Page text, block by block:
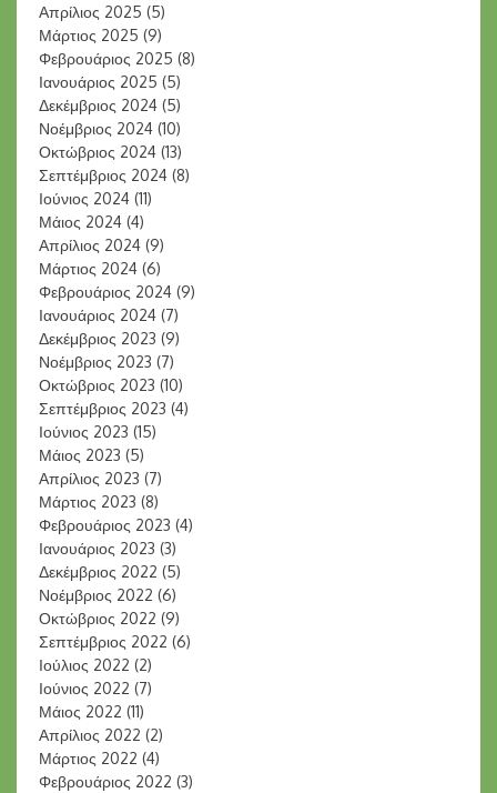
Απρίλιος 2025 (5)
Μάρτιος 2025 (9)
Φεβρουάριος 2025 (8)
Ιανουάριος 2025 (5)
Δεκέμβριος 2024 (5)
Νοέμβριος 2024 (10)
Οκτώβριος 2024 (13)
Σεπτέμβριος 2024 (8)
Ιούνιος 2024 (11)
Μάιος 2024 (4)
Απρίλιος 2024 (9)
Μάρτιος 2024 (6)
Φεβρουάριος 2024 (9)
Ιανουάριος 2024 (7)
Δεκέμβριος 2023 (9)
Νοέμβριος 2023 (7)
Οκτώβριος 2023 (10)
Σεπτέμβριος 2023 (4)
Ιούνιος 2023 (15)
Μάιος 2023 (5)
Απρίλιος 2023 (7)
Μάρτιος 2023 (8)
Φεβρουάριος 2023 (4)
Ιανουάριος 2023 (3)
Δεκέμβριος 2022 (5)
Νοέμβριος 2022 (6)
Οκτώβριος 2022 (9)
Σεπτέμβριος 2022 (6)
Ιούλιος 2022 (2)
Ιούνιος 2022 (7)
Μάιος 2022 (11)
Απρίλιος 2022 (2)
Μάρτιος 2022 (4)
Φεβρουάριος 2022 (3)